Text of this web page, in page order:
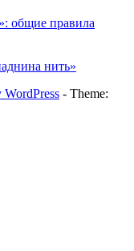
общие правила
нить»
- Theme: